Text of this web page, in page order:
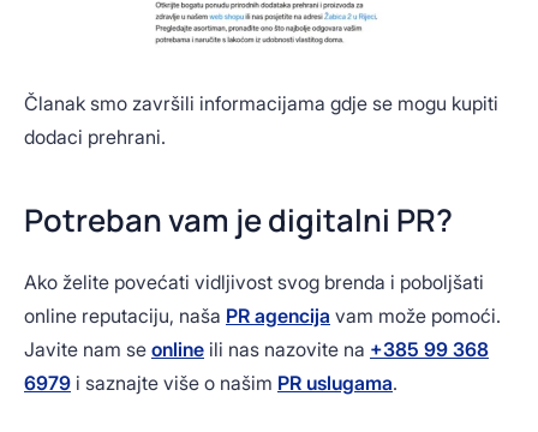
Članak smo završili informacijama gdje se mogu kupiti
dodaci prehrani.
Potreban vam je digitalni PR?
Ako želite povećati vidljivost svog brenda i poboljšati
online reputaciju, naša PR agencija vam može pomoći.
Javite nam se online ili nas nazovite na +385 99 368
6979 i saznajte više o našim PR uslugama.